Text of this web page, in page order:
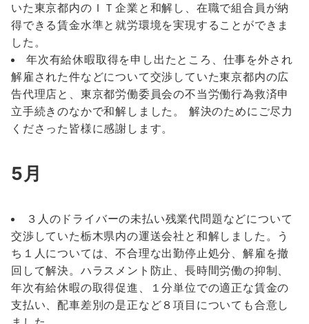
いた東京都内のＩＴ企業と和解し、在職で組合員が納
得できる賃金水準と就労環境を実現することができま
した。
年次有給休暇取得を申し出たところ、仕事を外され
解雇された件などについて交渉していた東京都内の広
告代理店と、東京都労働委員会の不当労働行為救済申
立手続きのなかで和解しました。 解決のためにご尽力
くださった皆様に感謝します。
5月
３人のドライバーの未払い残業代問題などについて
交渉していた栃木県内の運送会社と和解しました。う
ち１人については、不合理な出勤停止処分、解雇を撤
回して解決。ハラスメント防止、長時間労働の抑制、
年次有給休暇の取得促進、１分単位での適正な賃金の
支払い、配車差別の是正など８項目についても合意し